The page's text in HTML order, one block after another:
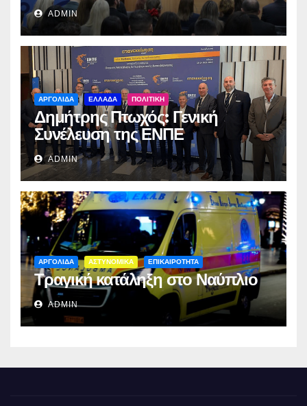
ADMIN
ΑΡΓΟΛΙΔΑ ΕΛΛΑΔΑ ΠΟΛΙΤΙΚΗ
Δημήτρης Πτωχός: Γενική
Συνέλευση της ΕΝΠΕ
ADMIN
ΑΡΓΟΛΙΔΑ ΑΣΤΥΝΟΜΙΚΑ ΕΠΙΚΑΙΡΟΤΗΤΑ
Τραγική κατάληξη στο Ναύπλιο
ADMIN